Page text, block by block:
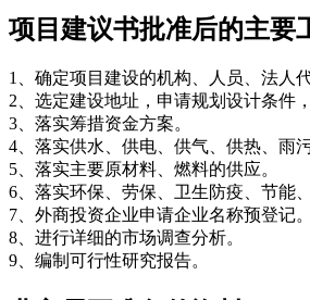
项目建议书批准后的主要
1、确定项目建设的机构、人员、法人
2、选定建设地址，申请规划设计条件
3、落实筹措资金方案。
4、落实供水、供电、供气、供热、雨
5、落实主要原材料、燃料的供应。
6、落实环保、劳保、卫生防疫、节能
7、外商投资企业申请企业名称预登记。
8、进行详细的市场调查分析。
9、编制可行性研究报告。